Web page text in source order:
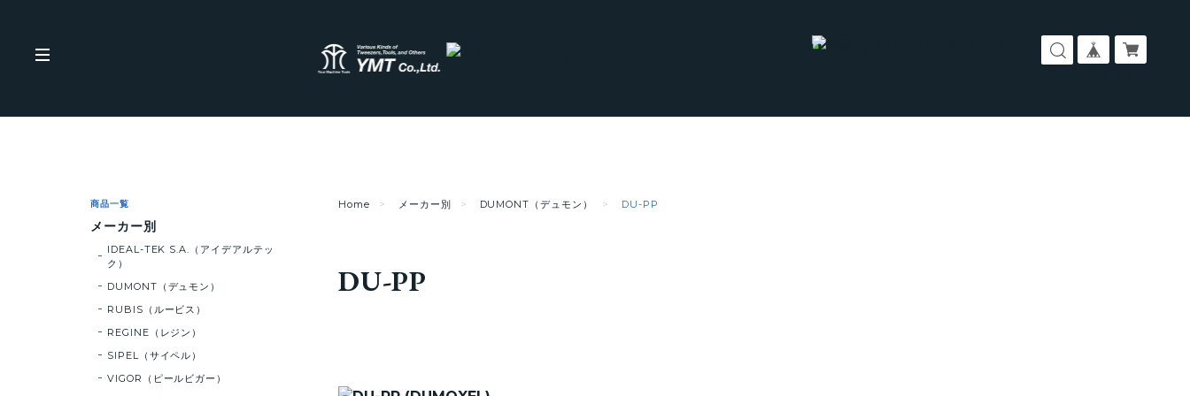
Home メーカー別 DUMONT（デュモン） DU-PP
DU-PP
商品一覧
メーカー別
IDEAL-TEK S.A.（アイデアルテッ
ク）
DUMONT（デュモン）
RUBIS（ルービス）
REGINE（レジン）
SIPEL（サイペル）
VIGOR（ピールビガー）